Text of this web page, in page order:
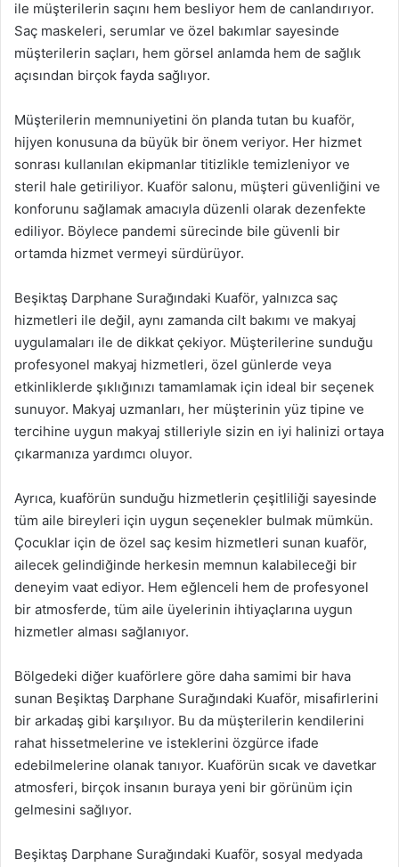
ile müşterilerin saçını hem besliyor hem de canlandırıyor.
Saç maskeleri, serumlar ve özel bakımlar sayesinde
müşterilerin saçları, hem görsel anlamda hem de sağlık
açısından birçok fayda sağlıyor.
Müşterilerin memnuniyetini ön planda tutan bu kuaför,
hijyen konusuna da büyük bir önem veriyor. Her hizmet
sonrası kullanılan ekipmanlar titizlikle temizleniyor ve
steril hale getiriliyor. Kuaför salonu, müşteri güvenliğini ve
konforunu sağlamak amacıyla düzenli olarak dezenfekte
ediliyor. Böylece pandemi sürecinde bile güvenli bir
ortamda hizmet vermeyi sürdürüyor.
Beşiktaş Darphane Surağındaki Kuaför, yalnızca saç
hizmetleri ile değil, aynı zamanda cilt bakımı ve makyaj
uygulamaları ile de dikkat çekiyor. Müşterilerine sunduğu
profesyonel makyaj hizmetleri, özel günlerde veya
etkinliklerde şıklığınızı tamamlamak için ideal bir seçenek
sunuyor. Makyaj uzmanları, her müşterinin yüz tipine ve
tercihine uygun makyaj stilleriyle sizin en iyi halinizi ortaya
çıkarmanıza yardımcı oluyor.
Ayrıca, kuaförün sunduğu hizmetlerin çeşitliliği sayesinde
tüm aile bireyleri için uygun seçenekler bulmak mümkün.
Çocuklar için de özel saç kesim hizmetleri sunan kuaför,
ailecek gelindiğinde herkesin memnun kalabileceği bir
deneyim vaat ediyor. Hem eğlenceli hem de profesyonel
bir atmosferde, tüm aile üyelerinin ihtiyaçlarına uygun
hizmetler alması sağlanıyor.
Bölgedeki diğer kuaförlere göre daha samimi bir hava
sunan Beşiktaş Darphane Surağındaki Kuaför, misafirlerini
bir arkadaş gibi karşılıyor. Bu da müşterilerin kendilerini
rahat hissetmelerine ve isteklerini özgürce ifade
edebilmelerine olanak tanıyor. Kuaförün sıcak ve davetkar
atmosferi, birçok insanın buraya yeni bir görünüm için
gelmesini sağlıyor.
Beşiktaş Darphane Surağındaki Kuaför, sosyal medyada